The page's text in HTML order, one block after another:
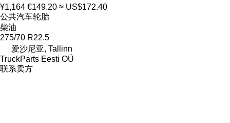
¥1,164 €149.20 ≈ US$172.40
公共汽车轮胎
柴油
275/70 R22.5
爱沙尼亚, Tallinn
TruckParts Eesti OÜ
联系卖方